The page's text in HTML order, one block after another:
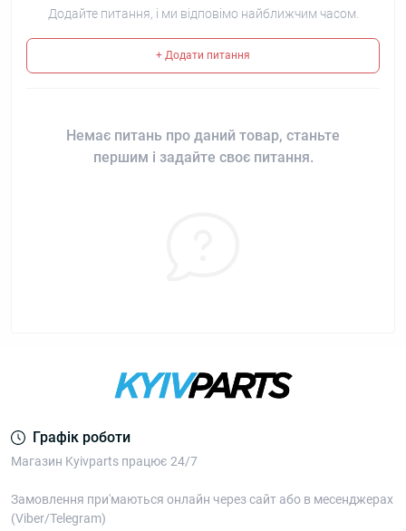
Додайте питання, і ми відповімо найближчим часом.
+ Додати питання
Немає питань про даний товар, станьте
першим і задайте своє питання.
Графік роботи
Магазин Kyivparts працює 24/7
Замовлення при'маються онлайн через сайт або в месенджерах
(Viber/Telegram)